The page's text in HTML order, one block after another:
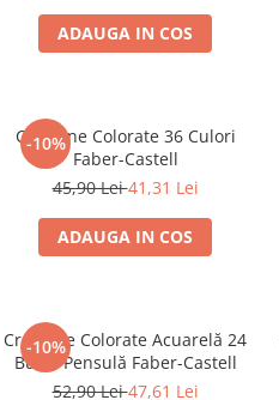
ADAUGA IN COS
-10%
Creioane Colorate 36 Culori
Faber-Castell
45,90 Lei41,31 Lei
ADAUGA IN COS
-10%
Creioane Colorate Acuarelă 24
Buc + Pensulă Faber-Castell
52,90 Lei47,61 Lei